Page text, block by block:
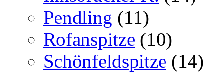
Pendling (11)
Rofanspitze (10)
Schönfeldspitze (14)